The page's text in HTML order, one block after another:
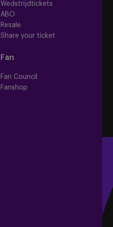
Wedstrijdtickets
ABO
Resale
Share your ticket
Fan
Fan Council
Fanshop